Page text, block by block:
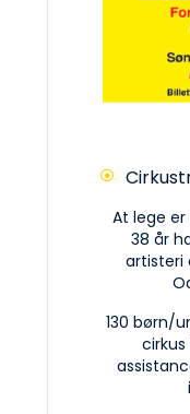
At lege
38 år
artisteri
130 børn/